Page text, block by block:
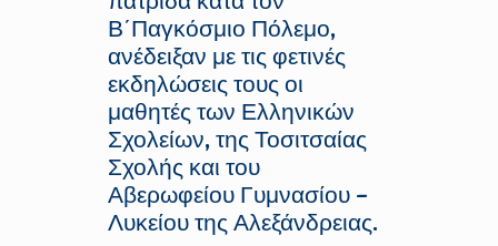
Β΄Παγκόσμιο Πόλεμο,
ανέδειξαν με τις φετινές
εκδηλώσεις τους οι
μαθητές των Ελληνικών
Σχολείων, της Τοσιτσαίας
Σχολής και του
Αβερωφείου Γυμνασίου –
Λυκείου της Αλεξάνδρειας.